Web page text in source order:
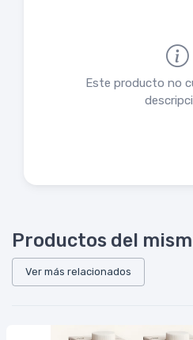
Este producto no
Productos del
Ver más relacionados